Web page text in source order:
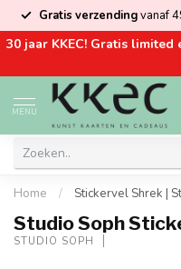
Gratis verzendingvanaf
30 jaar KKEC! Gratis
MENU
Home / Stickervel Shrek |
Studio Soph
STUDIO SOPH